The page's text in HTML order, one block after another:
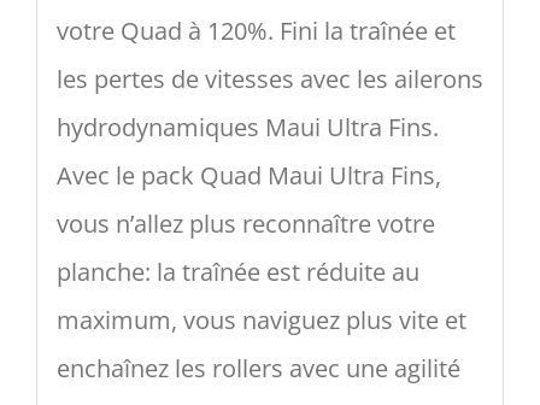
votre Quad à 120%. Fini la traînée et
les pertes de vitesses avec les ailerons
hydrodynamiques Maui Ultra Fins.
Avec le pack Quad Maui Ultra Fins,
vous n’allez plus reconnaître votre
planche: la traînée est réduite au
maximum, vous naviguez plus vite et
enchaînez les rollers avec une agilité